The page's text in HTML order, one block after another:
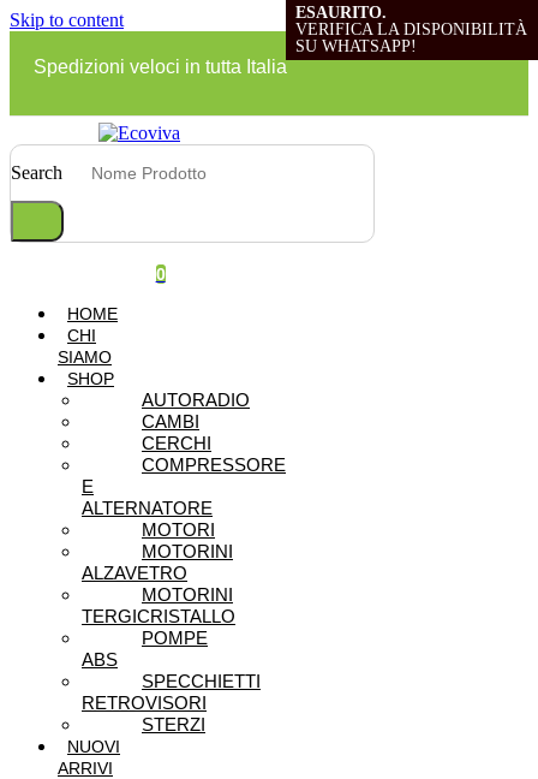
Skip to content
Spedizioni veloci in tutta Italia
Search
0
HOME
CHI
SIAMO
SHOP
AUTORADIO
CAMBI
CERCHI
COMPRESSORE
E
ALTERNATORE
MOTORI
MOTORINI
ALZAVETRO
MOTORINI
TERGICRISTALLO
POMPE
ABS
SPECCHIETTI
RETROVISORI
STERZI
NUOVI
ARRIVI
ESAURITO.
VERIFICA LA DISPONIBILITÀ
SU WHATSAPP!
ESAURITO.
VERIFICA LA DISPONIBILITÀ
SU WHATSAPP!
ESAURITO.
VERIFICA LA DISPONIBILITÀ
SU WHATSAPP!
ESAURITO.
VERIFICA LA DISPONIBILITÀ
SU WHATSAPP!